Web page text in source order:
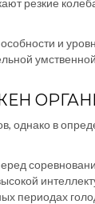
резкие
и
однако в
периодах